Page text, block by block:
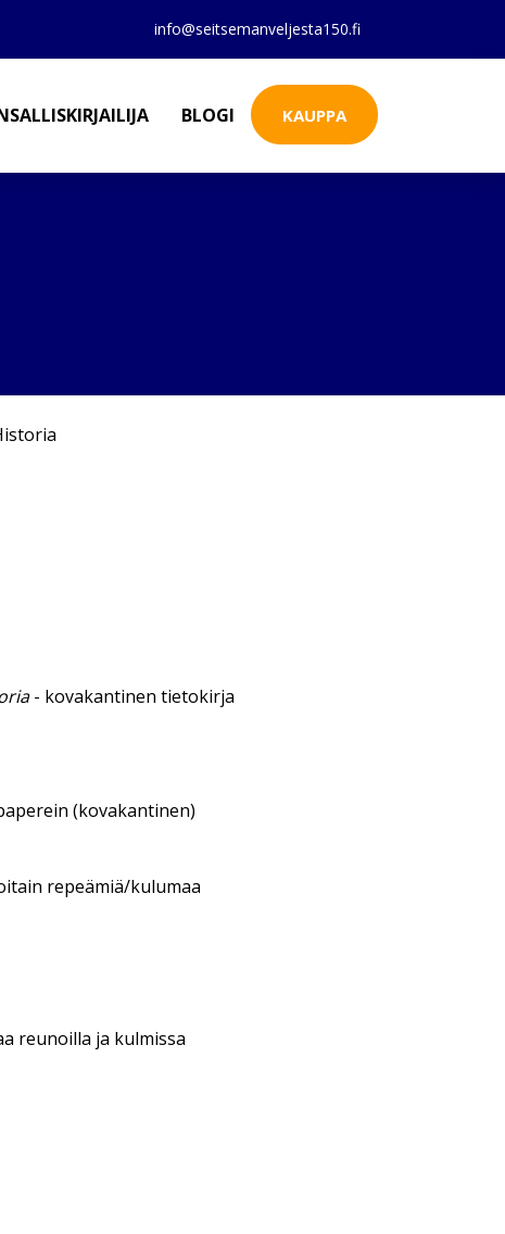
info@seitsemanveljesta150.fi
BLOGI KAUPPA
- kovakantinen tietokirja
(kovakantinen)
repeämiä/kulumaa
reunoilla ja kulmissa